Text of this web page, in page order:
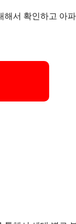
해서 확인하고 아